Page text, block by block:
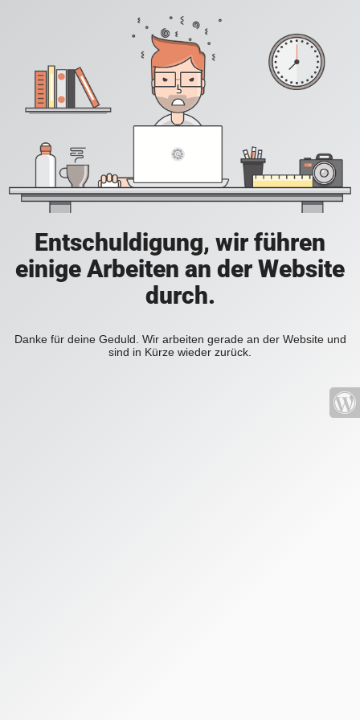
Entschuldigung, wir führen
einige Arbeiten an der Website
durch.
Danke für deine Geduld. Wir arbeiten gerade an der Website und
sind in Kürze wieder zurück.